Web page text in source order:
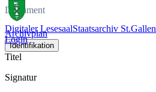
Digitaler LesesaalStaatsarchiv St.Gallen
Login
Dokument
Archivplan
Identifikation
Titel
Signatur